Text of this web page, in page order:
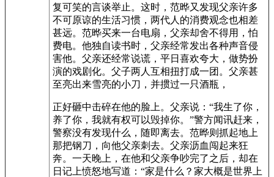
复可笑的言谈举止。这时，范晔又发现父亲许多
不可原谅的生活习惯，两代人的消费观念也相差
甚远。范晔买来一台电扇，父亲却舍不得用，怕
费电。他独自读书时，父亲经常发出各种声音侵
害他。父亲还经常说谎，平日喜欢夸大，做势扮
演的戏剧化。父子两人互相扭打成一团。父亲甚
至亮出来雪亮的小刀，并掼过一只酒瓶，
正好砸中击碎在他的脸上。父亲说：“我生了你，
养了你，我就有权可以毁掉你。”警方闻讯赶来，
警察没有发现什么，随即离去。范晔则抓起地上
那把钢刀，向他父亲刺去。父亲沥血闯起来狂
奔。一天晚上，在他和父亲争吵完了之后，却在
日记上愤怒地写道：“家是什么？家大概是世界上